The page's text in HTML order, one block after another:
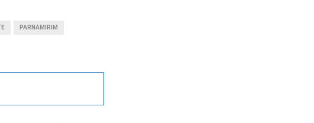
PARNAMIRIM